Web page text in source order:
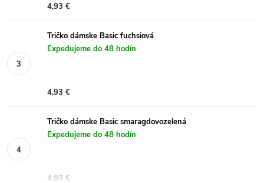
4,93 €
Tričko dámske Basic fuchsiová
Expedujeme do 48 hodín
4,93 €
Tričko dámske Basic smaragdovozelená
Expedujeme do 48 hodín
4,93 €